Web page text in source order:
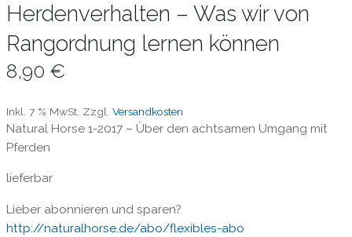
Herdenverhalten – Was wir von
Rangordnung lernen können
8,90 €
Inkl. 7 % MwSt. Zzgl. Versandkosten
Natural Horse 1-2017 – Über den achtsamen Umgang mit
Pferden
lieferbar
Lieber abonnieren und sparen?
http://naturalhorse.de/abo/flexibles-abo